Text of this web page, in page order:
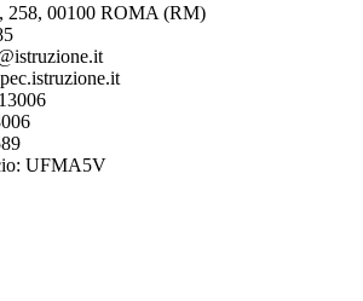
258, 00100 ROMA (RM)
UFMA5V